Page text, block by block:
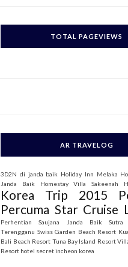
r
TOTAL PAGEVIEWS
AR TRAVELOG
3D2N di janda baik Holiday Inn Melaka
Janda Baik
Homestay Villa Sakeenah
Korea Trip 2015
Percuma Star Cruise
Perhentian
Saujana Janda Baik
Sutra
Terengganu Swiss Garden Beach Resort
Bali Beach Resort Tuna Bay Island Resort
Resort hotel secret incheon korea